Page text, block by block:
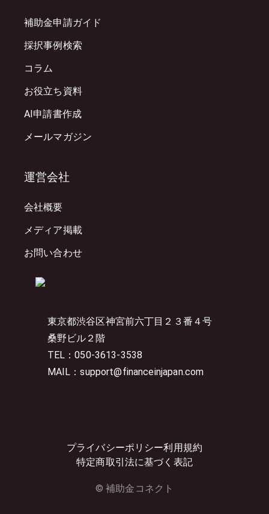
東京都渋谷区神宮前六丁目２３番４号
桑野ビル２階
TEL：050-3613-3538
MAIL：support@financeinjapan.com
プライバシーポリシー利用規約
特定商取引法に基づく表記
© 補助金コネクト
補助金申請ガイド
採択事例検索
コラム
お役立ち資料
AI申請書作成
メールマガジン
運営会社
会社概要
メディア掲載
お問い合わせ